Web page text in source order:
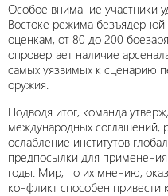
Особое внимание участники
Востоке режима
оценкам, от 80 до 200
опровергает наличие
самых уязвимых к сценарию
оружия.
Подводя итог, команда
международных соглашений,
ослабление институтов
предпосылки для
годы. Мир, по их мнению,
конфликт способен привести